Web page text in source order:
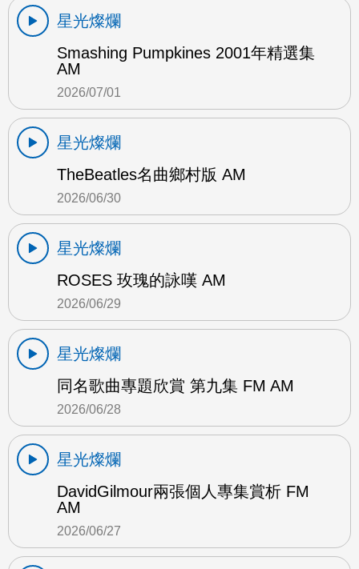
星光燦爛
Smashing Pumpkines 2001年精選集
AM
2026/07/01
星光燦爛
TheBeatles名曲鄉村版 AM
2026/06/30
星光燦爛
ROSES 玫瑰的詠嘆 AM
2026/06/29
星光燦爛
同名歌曲專題欣賞 第九集 FM AM
2026/06/28
星光燦爛
DavidGilmour兩張個人專集賞析 FM
AM
2026/06/27